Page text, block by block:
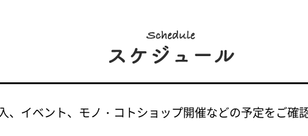
、イベント、モノ・コトショップ開催などの予定をご確